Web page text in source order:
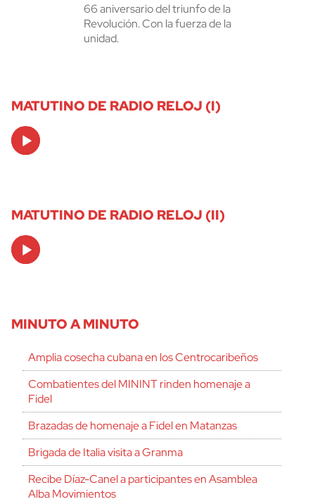
66 aniversario del triunfo de la
Revolución. Con la fuerza de la
unidad.
MATUTINO DE RADIO RELOJ (I)
Audio
Player
MATUTINO DE RADIO RELOJ (II)
Audio
Player
MINUTO A MINUTO
Amplia cosecha cubana en los Centrocaribeños
Combatientes del MININT rinden homenaje a
Fidel
Brazadas de homenaje a Fidel en Matanzas
Brigada de Italia visita a Granma
Recibe Díaz-Canel a participantes en Asamblea
Alba Movimientos